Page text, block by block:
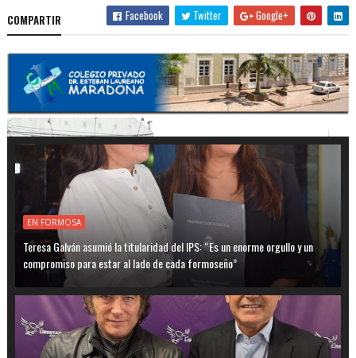
COMPARTIR Facebook Twitter Google+
EN FORMOSA
Teresa Galván asumió la titularidad del IPS: “Es un enorme orgullo y un
compromiso para estar al lado de cada formoseño”